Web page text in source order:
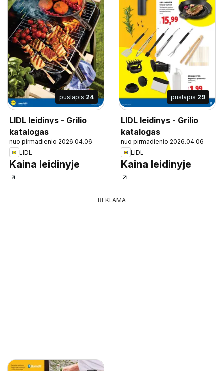
puslapis 24
LIDL leidinys - Grilio
katalogas
nuo pirmadienio 2026.04.06
LIDL
Kaina leidinyje
puslapis 29
LIDL leidinys - Grilio
katalogas
nuo pirmadienio 2026.04.06
LIDL
Kaina leidinyje
REKLAMA